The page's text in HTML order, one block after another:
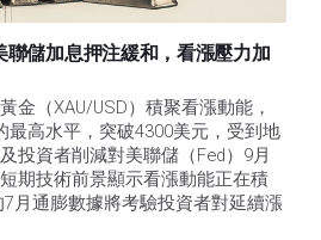
儲加息押注緩和，看漲壓力加
金（XAU/USD）積聚看漲動能，
最高水平，突破4300美元，受到地
投資者削減對美聯儲（Fed）9月
期技術前景顯示看漲動能正在積
月通膨數據將考驗投資者對延續漲